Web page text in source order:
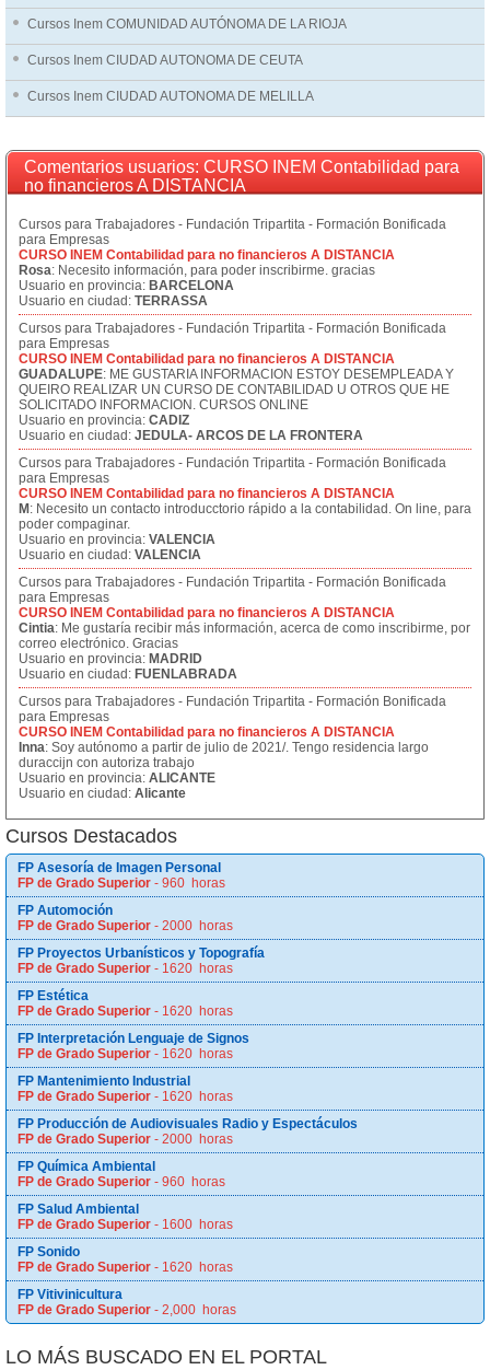
Cursos Inem COMUNIDAD AUTÓNOMA DE LA RIOJA
Cursos Inem CIUDAD AUTONOMA DE CEUTA
Cursos Inem CIUDAD AUTONOMA DE MELILLA
Comentarios usuarios: CURSO INEM Contabilidad para
no financieros A DISTANCIA
Cursos para Trabajadores - Fundación Tripartita - Formación Bonificada
para Empresas
CURSO INEM Contabilidad para no financieros A DISTANCIA
Rosa: Necesito información, para poder inscribirme. gracias
Usuario en provincia: BARCELONA
Usuario en ciudad: TERRASSA
Cursos para Trabajadores - Fundación Tripartita - Formación Bonificada
para Empresas
CURSO INEM Contabilidad para no financieros A DISTANCIA
GUADALUPE: ME GUSTARIA INFORMACION ESTOY DESEMPLEADA Y
QUEIRO REALIZAR UN CURSO DE CONTABILIDAD U OTROS QUE HE
SOLICITADO INFORMACION. CURSOS ONLINE
Usuario en provincia: CADIZ
Usuario en ciudad: JEDULA- ARCOS DE LA FRONTERA
Cursos para Trabajadores - Fundación Tripartita - Formación Bonificada
para Empresas
CURSO INEM Contabilidad para no financieros A DISTANCIA
M : Necesito un contacto introducctorio rápido a la contabilidad. On line, para
poder compaginar.
Usuario en provincia: VALENCIA
Usuario en ciudad: VALENCIA
Cursos para Trabajadores - Fundación Tripartita - Formación Bonificada
para Empresas
CURSO INEM Contabilidad para no financieros A DISTANCIA
Cintia: Me gustaría recibir más información, acerca de como inscribirme, por
correo electrónico. Gracias
Usuario en provincia: MADRID
Usuario en ciudad: FUENLABRADA
Cursos para Trabajadores - Fundación Tripartita - Formación Bonificada
para Empresas
CURSO INEM Contabilidad para no financieros A DISTANCIA
Inna: Soy autónomo a partir de julio de 2021/. Tengo residencia largo
duraccijn con autoriza trabajo
Usuario en provincia: ALICANTE
Usuario en ciudad: Alicante
Cursos Destacados
FP Asesoría de Imagen Personal
FP de Grado Superior - 960 horas
FP Automoción
FP de Grado Superior - 2000 horas
FP Proyectos Urbanísticos y Topografía
FP de Grado Superior - 1620 horas
FP Estética
FP de Grado Superior - 1620 horas
FP Interpretación Lenguaje de Signos
FP de Grado Superior - 1620 horas
FP Mantenimiento Industrial
FP de Grado Superior - 1620 horas
FP Producción de Audiovisuales Radio y Espectáculos
FP de Grado Superior - 2000 horas
FP Química Ambiental
FP de Grado Superior - 960 horas
FP Salud Ambiental
FP de Grado Superior - 1600 horas
FP Sonido
FP de Grado Superior - 1620 horas
FP Vitivinicultura
FP de Grado Superior - 2,000 horas
LO MÁS BUSCADO EN EL PORTAL